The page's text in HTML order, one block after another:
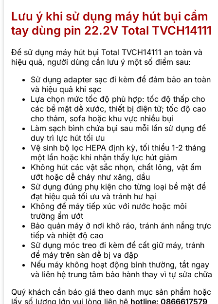
Lưu ý khi sử dụng máy hút bụi cầm
tay dùng pin 22.2V Total TVCH14111
Để sử dụng máy hút bụi Total TVCH14111 an toàn và
hiệu quả, người dùng cần lưu ý một số điểm sau:
Sử dụng adapter sạc đi kèm để đảm bảo an toàn
và hiệu quả khi sạc
Lựa chọn mức tốc độ phù hợp: tốc độ thấp cho
các bề mặt dễ xước, thiết bị điện tử; tốc độ cao
cho thảm, sofa hoặc khu vực nhiều bụi
Làm sạch bình chứa bụi sau mỗi lần sử dụng để
duy trì lực hút tối ưu
Vệ sinh bộ lọc HEPA định kỳ, tối thiểu 1-2 tháng
một lần hoặc khi nhận thấy lực hút giảm
Không hút các vật sắc nhọn, chất lỏng, vật ẩm
ướt hoặc dễ cháy như xăng, dầu
Sử dụng đúng phụ kiện cho từng loại bề mặt để
đạt hiệu quả tối ưu và tránh hư hại
Không để máy tiếp xúc với nước hoặc môi
trường ẩm ướt
Bảo quản máy ở nơi khô ráo, tránh ánh nắng trực
tiếp và nhiệt độ cao
Sử dụng móc treo đi kèm để cất giữ máy, tránh
để máy trên sàn dễ bị va đập
Nếu máy không hoạt động bình thường, tắt ngay
và liên hệ trung tâm bảo hành thay vì tự sửa chữa
Quý khách cần báo giá theo danh mục sản phẩm hoặc
lấy số lượng lớn vui lòng liên hệ hotline: 0866617579